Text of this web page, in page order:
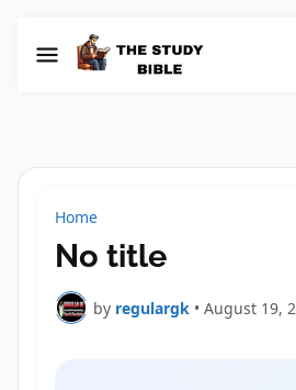
Home
No title
by regulargk • August 19,